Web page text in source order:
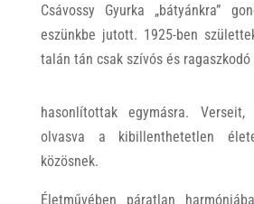
Csávossy Gyurka „bátyánkra”
eszünkbe jutott. 1925-ben
talán tán csak szívós és
hasonlítottak egymásra.
olvasva a kibillenthetetlen
közösnek.
Életművében páratlan